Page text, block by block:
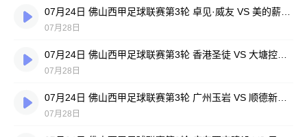
07月28日
07月28日
07月28日